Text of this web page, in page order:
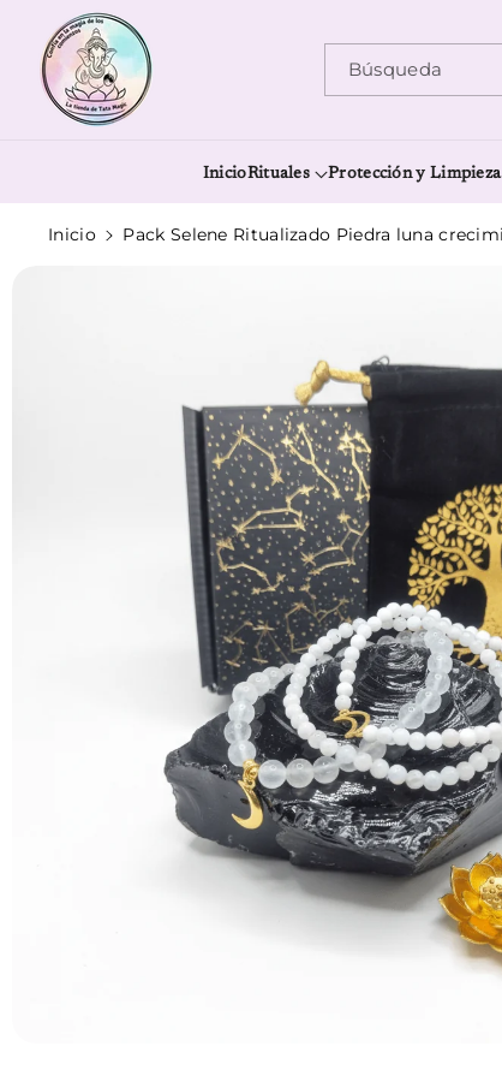
Ir Directamente Al Contenido
Búsqueda
InicioRituales Protección y Limpieza
Inicio Pack Selene Ritualizado Piedra luna